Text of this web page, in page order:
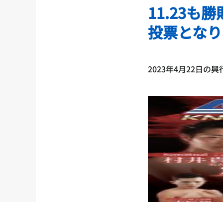
11.23も
投票とな
2023年4月22日の興